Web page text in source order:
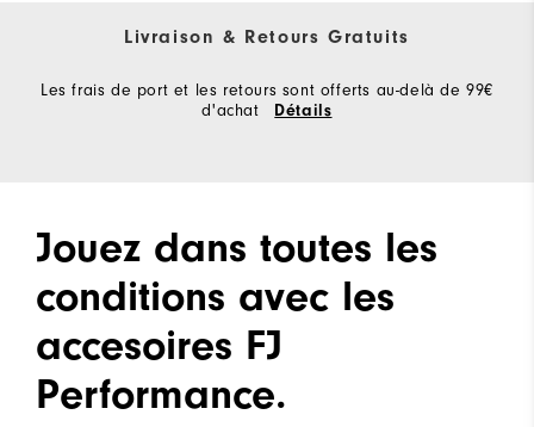
Livraison & Retours Gratuits
Les frais de port et les retours sont offerts au-delà de 99€
d'achat
Détails
Jouez dans toutes les
conditions avec les
accesoires FJ
Performance.